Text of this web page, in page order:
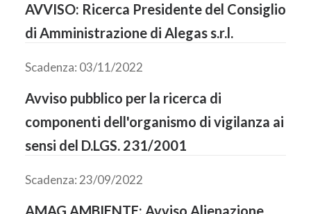
AVVISO: Ricerca Presidente del Consiglio
di Amministrazione di Alegas s.r.l.
Scadenza: 03/11/2022
Avviso pubblico per la ricerca di
componenti dell'organismo di vigilanza ai
sensi del D.LGS. 231/2001
Scadenza: 23/09/2022
AMAG AMBIENTE: Avviso Alienazione